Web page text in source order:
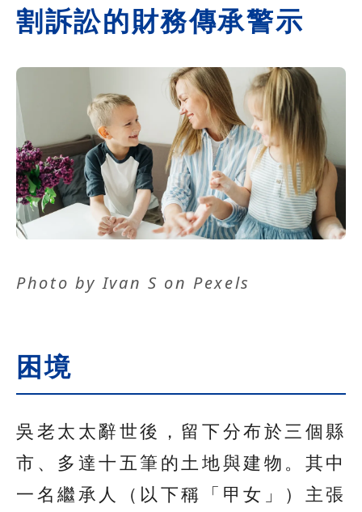
割訴訟的財務傳承警示
Photo byIvan S on Pexels
困境
吳老太太辭世後，留下分布於三個縣
市、多達十五筆的土地與建物。其中
一名繼承人（以下稱「甲女」）主張